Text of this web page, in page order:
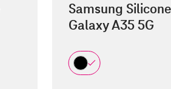
Samsung
Galaxy A35 5G